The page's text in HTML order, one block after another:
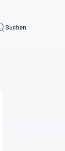
Suchen